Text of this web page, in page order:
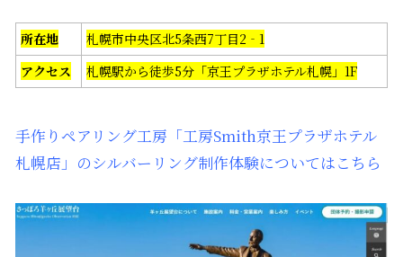
所在地
札幌市中央区北5条西7丁目2‐1
アクセス
札幌駅から徒歩5分「京王プラザホテル札幌」1F
手作りペアリング工房「工房Smith京王プラザホテル
札幌店」のシルバーリング制作体験についてはこちら